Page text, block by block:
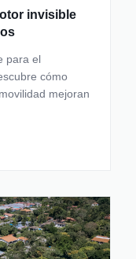
invisible
para el
cómo
mejoran